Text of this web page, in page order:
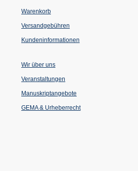
Warenkorb
Versandgebühren
Kundeninformationen
Wir über uns
Veranstaltungen
einem
Tab)
Manuskriptangebote
GEMA & Urheberrecht